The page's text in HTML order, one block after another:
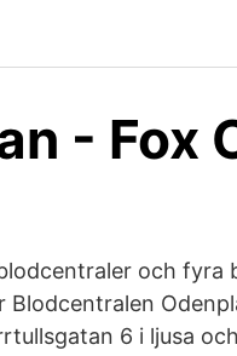
- Fox
och fyra
6 i ljusa